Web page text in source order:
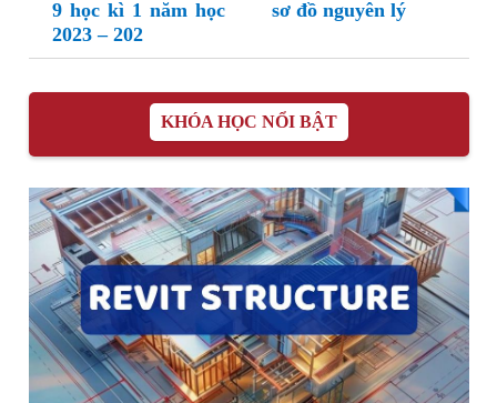
9 học kì 1 năm học
2023 – 202
sơ đồ nguyên lý
KHÓA HỌC NỔI BẬT